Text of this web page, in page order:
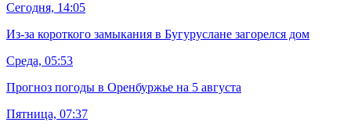
Сегодня, 14:05
Из-за короткого замыкания в Бугуруслане загорелся дом
Среда, 05:53
Прогноз погоды в Оренбуржье на 5 августа
Пятница, 07:37